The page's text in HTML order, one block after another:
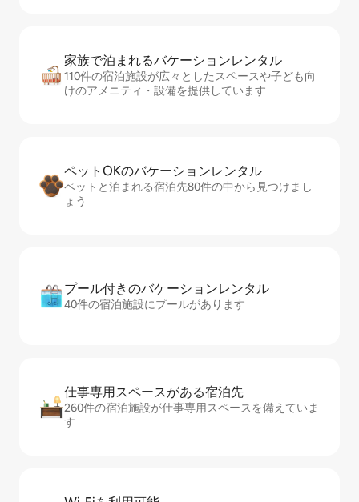
家族で泊まれるバ⁠ケ⁠ー⁠シ⁠ョ⁠ンレ⁠ン⁠タ⁠ル
110件の宿泊施設が広々としたスペースや子ども向
けのアメニティ・設備を提供しています
ペットOKのバ⁠ケ⁠ー⁠シ⁠ョ⁠ンレ⁠ン⁠タ⁠ル
ペットと泊まれる宿泊先80件の中から見つけまし
ょう
プール付きのバ⁠ケ⁠ー⁠シ⁠ョ⁠ンレ⁠ン⁠タ⁠ル
40件の宿泊施設にプールがあります
仕事専用ス⁠ペ⁠ー⁠スがあ⁠る宿⁠泊⁠先
260件の宿泊施設が仕事専用スペースを備えていま
す